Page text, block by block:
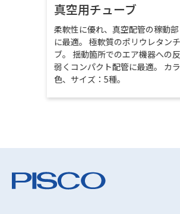
真空用チューブ
柔軟性に優れ、真空配管の稼動
に最適。 極軟質のポリウレタン
ブ。 揺動箇所でのエア機器への
弱くコンパクト配管に最適。 カ
色、サイズ：5種。